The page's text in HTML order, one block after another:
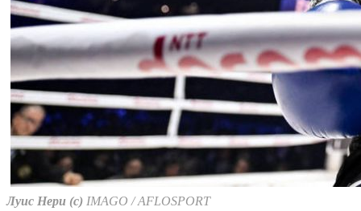
Луис Нери (с) IMAGO / AFLOSPORT